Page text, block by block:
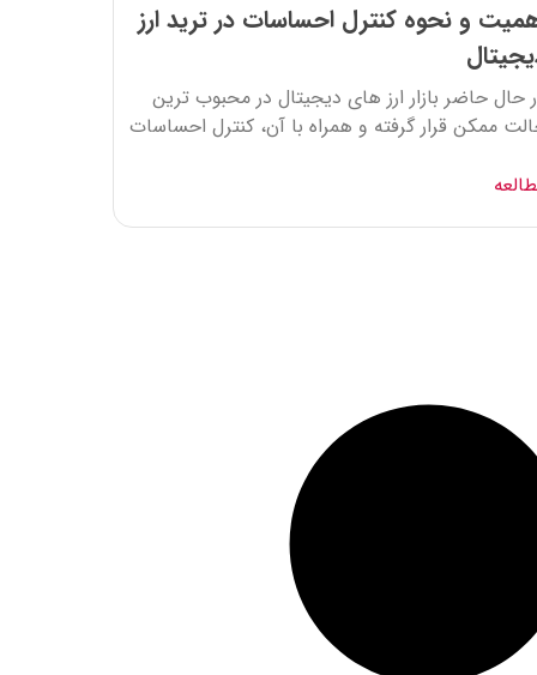
و نحوه کنترل احساسات در ترید ارز
حال حاضر بازار ارز های دیجیتال در محبوب ترین
ممکن قرار گرفته و همراه با آن، کنترل احساسات